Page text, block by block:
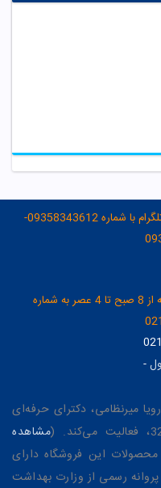
مشاوره رایگان بصورت چت در واتساپ و تلگرام با شماره 09358343612-
تماس تلفنی در روزهای شنبه تا پنج شنبه از 8 صبح تا 4 عصر به شماره
-
میرنظامی، دکترای حرفه‌ای
مشاهده
این فروشگاه دارای
رسمی از وزارت بهداشت